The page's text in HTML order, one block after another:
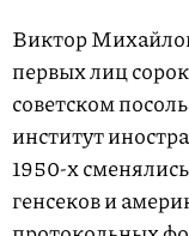
Виктор
первых лиц
советском
институт
1950-х
генсеков и